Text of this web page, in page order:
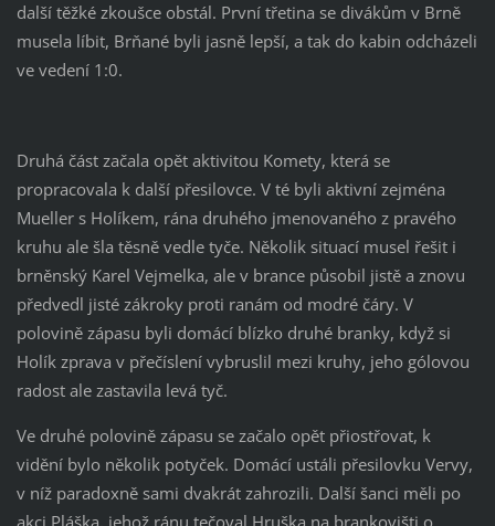
další těžké zkoušce obstál. První třetina se divákům v Brně
musela líbit, Brňané byli jasně lepší, a tak do kabin odcházeli
ve vedení 1:0.
Druhá část začala opět aktivitou Komety, která se
propracovala k další přesilovce. V té byli aktivní zejména
Mueller s Holíkem, rána druhého jmenovaného z pravého
kruhu ale šla těsně vedle tyče. Několik situací musel řešit i
brněnský Karel Vejmelka, ale v brance působil jistě a znovu
předvedl jisté zákroky proti ranám od modré čáry. V
polovině zápasu byli domácí blízko druhé branky, když si
Holík zprava v přečíslení vybruslil mezi kruhy, jeho gólovou
radost ale zastavila levá tyč.
Ve druhé polovině zápasu se začalo opět přiostřovat, k
vidění bylo několik potyček. Domácí ustáli přesilovku Vervy,
v níž paradoxně sami dvakrát zahrozili. Další šanci měli po